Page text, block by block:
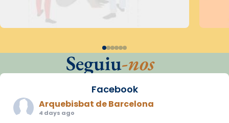
Seguiu-nos
Facebook
Arquebisbat de Barcelona
4 days ago